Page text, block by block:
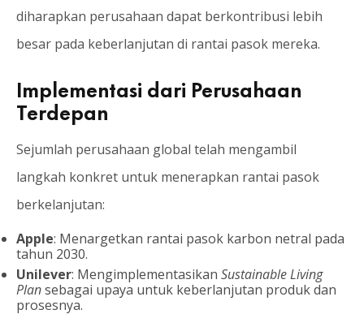
diharapkan perusahaan dapat berkontribusi lebih
besar pada keberlanjutan di rantai pasok mereka.
Implementasi dari Perusahaan
Terdepan
Sejumlah perusahaan global telah mengambil
langkah konkret untuk menerapkan rantai pasok
berkelanjutan:
Apple: Menargetkan rantai pasok karbon netral pada
tahun 2030.
Unilever: Mengimplementasikan Sustainable Living
Plansebagai upaya untuk keberlanjutan produk dan
prosesnya.